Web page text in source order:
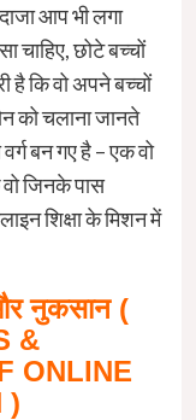
आप भी लगा
छोटे बच्चों
है कि वो अपने बच्चों
को चलाना जानते
वर्ग बन गए है – एक वो
जिनके पास
शिक्षा के मिशन में
नुकसान (
&
ONLINE
)